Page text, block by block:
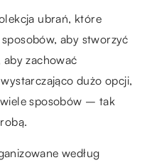
ubrań, które
aby stworzyć
zachować
dużo opcji,
wiele sposobów – tak
według